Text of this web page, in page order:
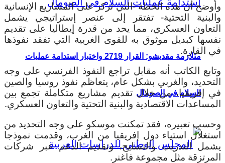
متلازمة مقديشو: القرار 2719 واختبار استدامة عمليات
السلام في الصومال
وأوضح أن هذه الخطة -التي تركز على المشاريع الإنسانية
والبنية التحتية- تفتقر إلى عنصر إستراتيجي يشمل
التعاون العسكري، مما يحد من قدرة إيطاليا على تقديم
نفسها كبديل موثوق به للقوى الغربية التي تفقد نفوذها
في القارة.
وتابع الكاتب أنه مقابل تراجع النفوذ الفرنسي على وجه
التحديد، والغربي بشكل عام، يتعاظم نفوذ روسيا والصين
في إفريقيا، من خلال تقديم مشاريع متكاملة تجمع بين
المساعدات الاقتصادية والبنية التحتية والتعاون العسكري.
وحسب تعبيره، فقد تمكنت موسكو على وجه التحديد من
استغلال استياء دول إفريقيا من الغرب، وقدمت نموذجا
يشمل التدريب والتسليح، وتقديم الدعم عبر شركات
المرتزقة مثل مجموعة فاغنر.